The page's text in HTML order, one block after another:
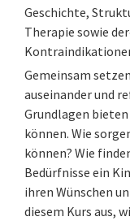
Geschichte,
Therapie sowie
Gemeinsam
auseinander und
Grundlagen
können. Wie
können? Wie
Bedürfnisse ein
ihren Wünschen
diesem Kurs aus,